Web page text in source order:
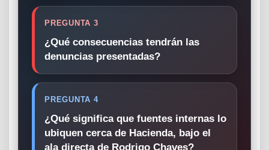
PREGUNTA 3
¿Qué consecuencias tendrán las
denuncias presentadas?
PREGUNTA 4
¿Qué significa que fuentes internas lo
ubiquen cerca de Hacienda, bajo el
ala directa de Rodrigo Chaves?